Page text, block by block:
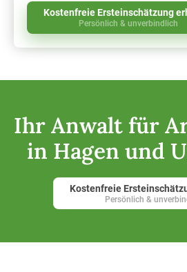
Kostenfreie Ersteinschätzung
Persönlich & unverbindlich
Ihr Anwalt für
in Hagen und
Kostenfreie
Persönlich &